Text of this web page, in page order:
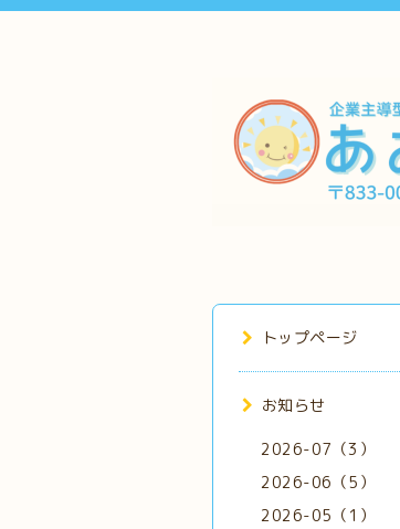
トップページ
お知らせ
2026-07（3）
2026-06（5）
2026-05（1）